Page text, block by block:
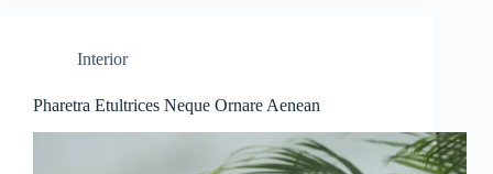
Interior
Pharetra Etultrices Neque Ornare Aenean